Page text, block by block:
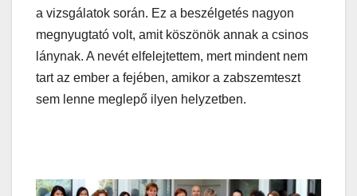
a vizsgálatok során. Ez a beszélgetés nagyon
megnyugtató volt, amit köszönök annak a csinos
lánynak. A nevét elfelejtettem, mert mindent nem
tart az ember a fejében, amikor a zabszemteszt
sem lenne meglepő ilyen helyzetben.